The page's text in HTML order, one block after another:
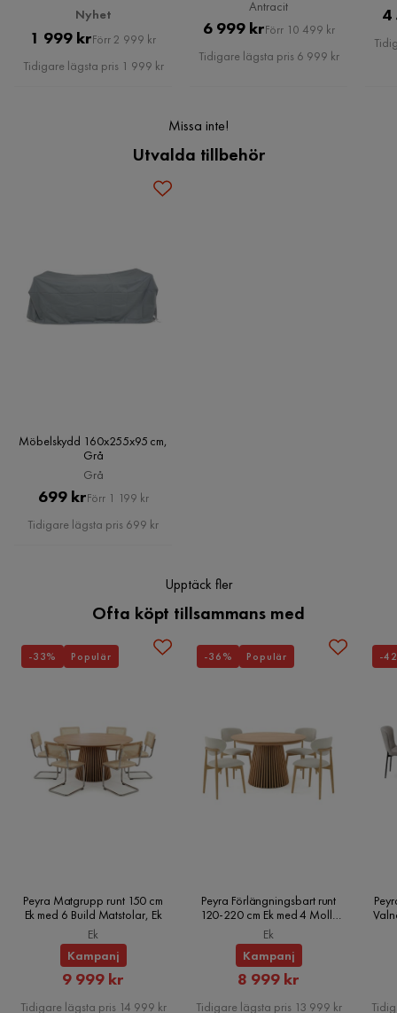
Ingår i paket 1x Bord, 2x Fåtölj
Serie
Fåtöljens mått:
Soffbordsmått:
Sätestjocklek:
Bordets viktkapacitet:
Nyckelfunktioner:
Ytterligare information:
Motståndskraft:
Polyester:
Nyhet
Pris
1 999 krOriginal
Pris
Förr 2 999 kr
Tidigare lägsta pris 1 999 kr
Antracit
Pris
6 999 krOriginal
Pris
Förr 10 499 kr
Tidigare lägsta pris 6 999 kr
4
Missa inte!
Utvalda tillbehör
Möbelskydd 160x255x95 cm,
Grå
Grå
Pris
699 kr Original
Pris
Förr 1 199 kr
Tidigare lägsta pris 699 kr
Upptäck fler
Ofta köpt tillsammans med
Peyra Matgrupp runt 150 cm
Ek med 6 Build Matstolar, Ek
Ek
Kampanj
Rabatterat
Pris
9 999 kr
Tidigare lägsta pris 14 999 kr
-33% Populär
Peyra Förlängningsbart runt
120-220 cm Ek med 4 Molly
Matstolar, Ek
Ek
Kampanj
Rabatterat
Pris
8 999 kr
Tidigare lägsta pris 13 999 kr
-36% Populär -